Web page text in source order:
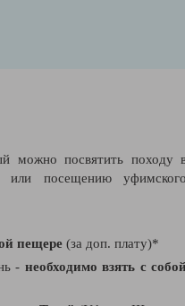
можно посвятить походу
или посещению у
пещере (за доп. плату)*
- необходимо взять с